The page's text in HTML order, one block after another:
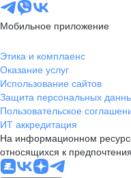
Мобильное приложение
Этика и комплаенс
Оказание услуг
Использование сайтов
Защита персональных
Пользовательское
ИТ аккредитация
На информационном
относящихся к